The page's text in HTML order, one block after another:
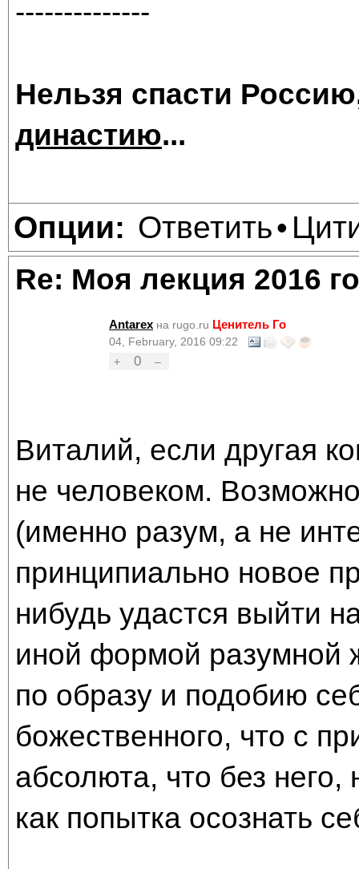
--------------
Нельзя спасти
династию...
Опции: Ответить•
Re: Моя лекция 2016
Antarex на rugo.ru Ценитель Го
04, February, 2016 09:22
+
0 –
Виталий, если другая
не человеком.
(именно разум, а не
принципиально новое
нибудь удастся выйти
иной формой разумной
по образу и подобию
божественного, что с
абсолюта, что без него,
как попытка осознать